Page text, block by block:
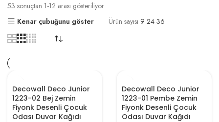
53 sonuçtan 1-12 arası gösteriliyor
Kenar çubuğunu göster
Ürün sayısı 9 24 36
Decowall Deco Junior
1223-02 Bej Zemin
Fiyonk Desenli Çocuk
Odası Duvar Kağıdı
Decowall Deco Junior
1223-01 Pembe Zemin
Fiyonk Desenli Çocuk
Odası Duvar Kağıdı